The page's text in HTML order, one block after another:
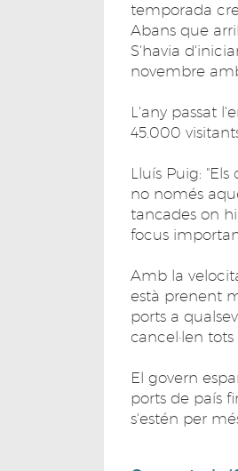
temporada
Abans que
S'havia
novembre
L'any passat
45.000
Lluís Puig:
no només
tancades on
focus
Amb la
està prenent
ports a
cancel·len
El govern
ports de país
s'estén per